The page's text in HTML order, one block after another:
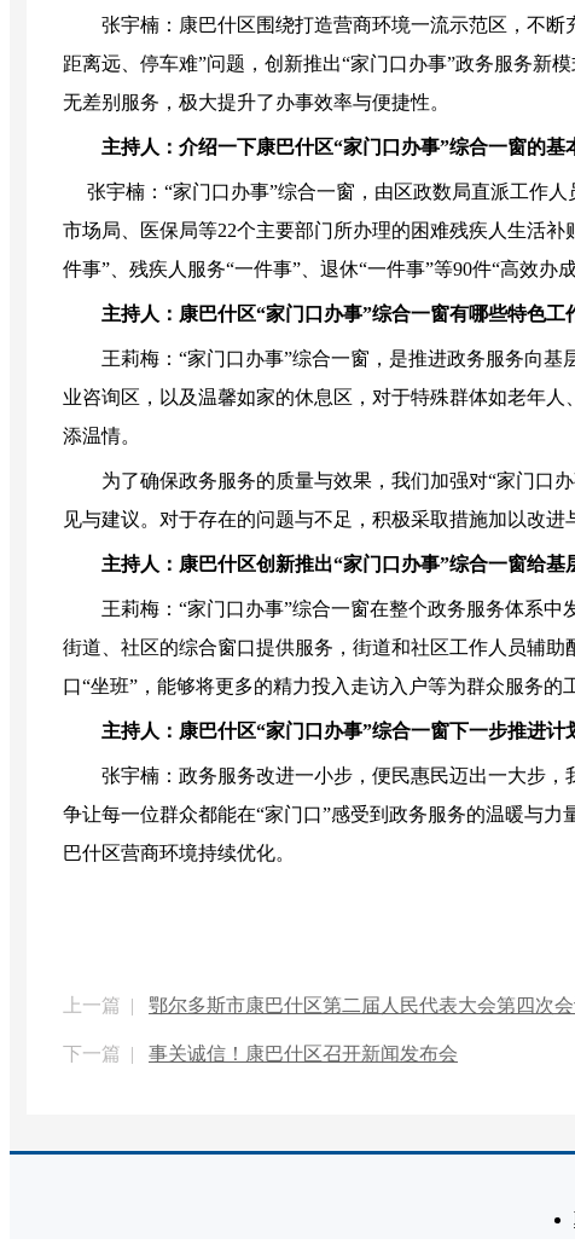
张宇楠： 康巴什区围绕打造营商环境一流示范区，不
距离远、停车难”问题，创新推出“家门口办事”政务服务新
无差别服务，极大提升了办事效率与便捷性。
主持人：介绍一下康巴什区“家门口办事”综合一窗的基
张宇楠：“家门口办事”综合一窗，由区政数局直派工作人
市场局、医保局等22个主要部门所办理的困难残疾人生活
件事”、残疾人服务“一件事”、退休“一件事”等90件“高效
主持人：康巴什区“家门口办事”综合一窗有哪些特色工
王莉梅：“家门口办事”综合一窗，是推进政务服务向基
业咨询区，以及温馨如家的休息区，对于特殊群体如老年
添温情。
为了确保政务服务的质量与效果，我们加强对“家门口办
见与建议。对于存在的问题与不足，积极采取措施加以改
主持人：康巴什区创新推出“家门口办事”综合一窗给基
王莉梅：“家门口办事”综合一窗在整个政务服务体系中
街道、社区的综合窗口提供服务，街道和社区工作人员辅
口“坐班”，能够将更多的精力投入走访入户等为群众服务的
主持人：康巴什区“家门口办事”综合一窗下一步推进计
张宇楠：政务服务改进一小步，便民惠民迈出一大步，
争让每一位群众都能在“家门口”感受到政务服务的温暖与
巴什区营商环境持续优化。
上一篇 | 鄂尔多斯市康巴什区第二届人民代表大会第四次
下一篇 | 事关诚信！康巴什区召开新闻发布会